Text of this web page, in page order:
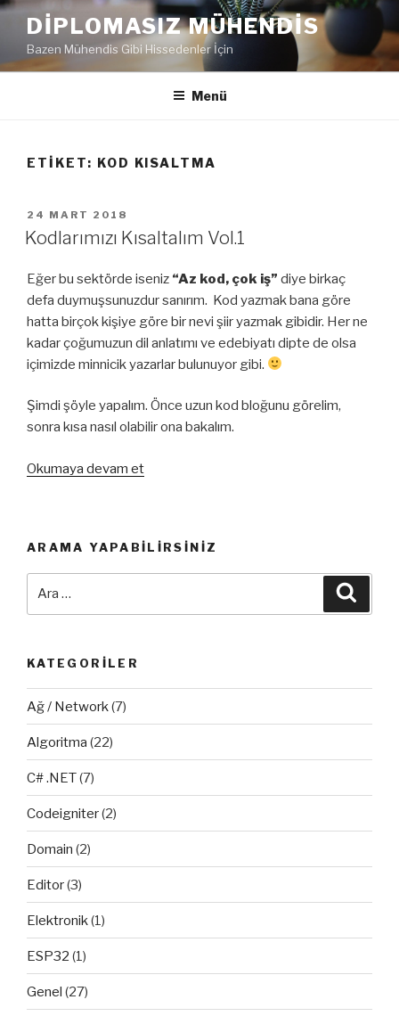
İçeriğe
DIPLOMASIZ MÜHENDIS
Bazen Mühendis Gibi Hissedenler İçin
Menü
ETIKET: KOD KISALTMA
YAYIM
TARIHI
24 MART 2018
Kodlarımızı Kısaltalım Vol.1
Eğer bu sektörde iseniz “Az kod, çok iş” diye birkaç
defa duymuşsunuzdur sanırım. Kod yazmak bana göre
hatta birçok kişiye göre bir nevi şiir yazmak gibidir. Her ne
kadar çoğumuzun dil anlatımı ve edebiyatı dipte de olsa
içimizde minnicik yazarlar bulunuyor gibi.
Şimdi şöyle yapalım. Önce uzun kod bloğunu görelim,
sonra kısa nasıl olabilir ona bakalım.
Okumaya devam et“Kodlarımızı
ARAMA YAPABILIRSINIZ
KATEGORILER
Ağ / Network(7)
Algoritma (22)
C# .NET(7)
Codeigniter(2)
Domain (2)
Editor(3)
Elektronik(1)
ESP32 (1)
Genel (27)